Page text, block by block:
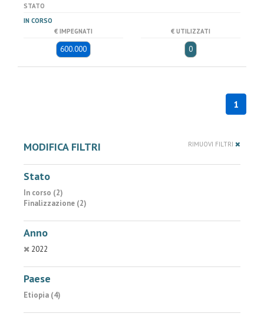
STATO
IN CORSO
€ IMPEGNATI
600.000
€ UTILIZZATI
0
1
MODIFICA FILTRI RIMUOVI FILTRI
Stato
In corso (2)
Finalizzazione (2)
Anno
2022
Paese
Etiopia (4)